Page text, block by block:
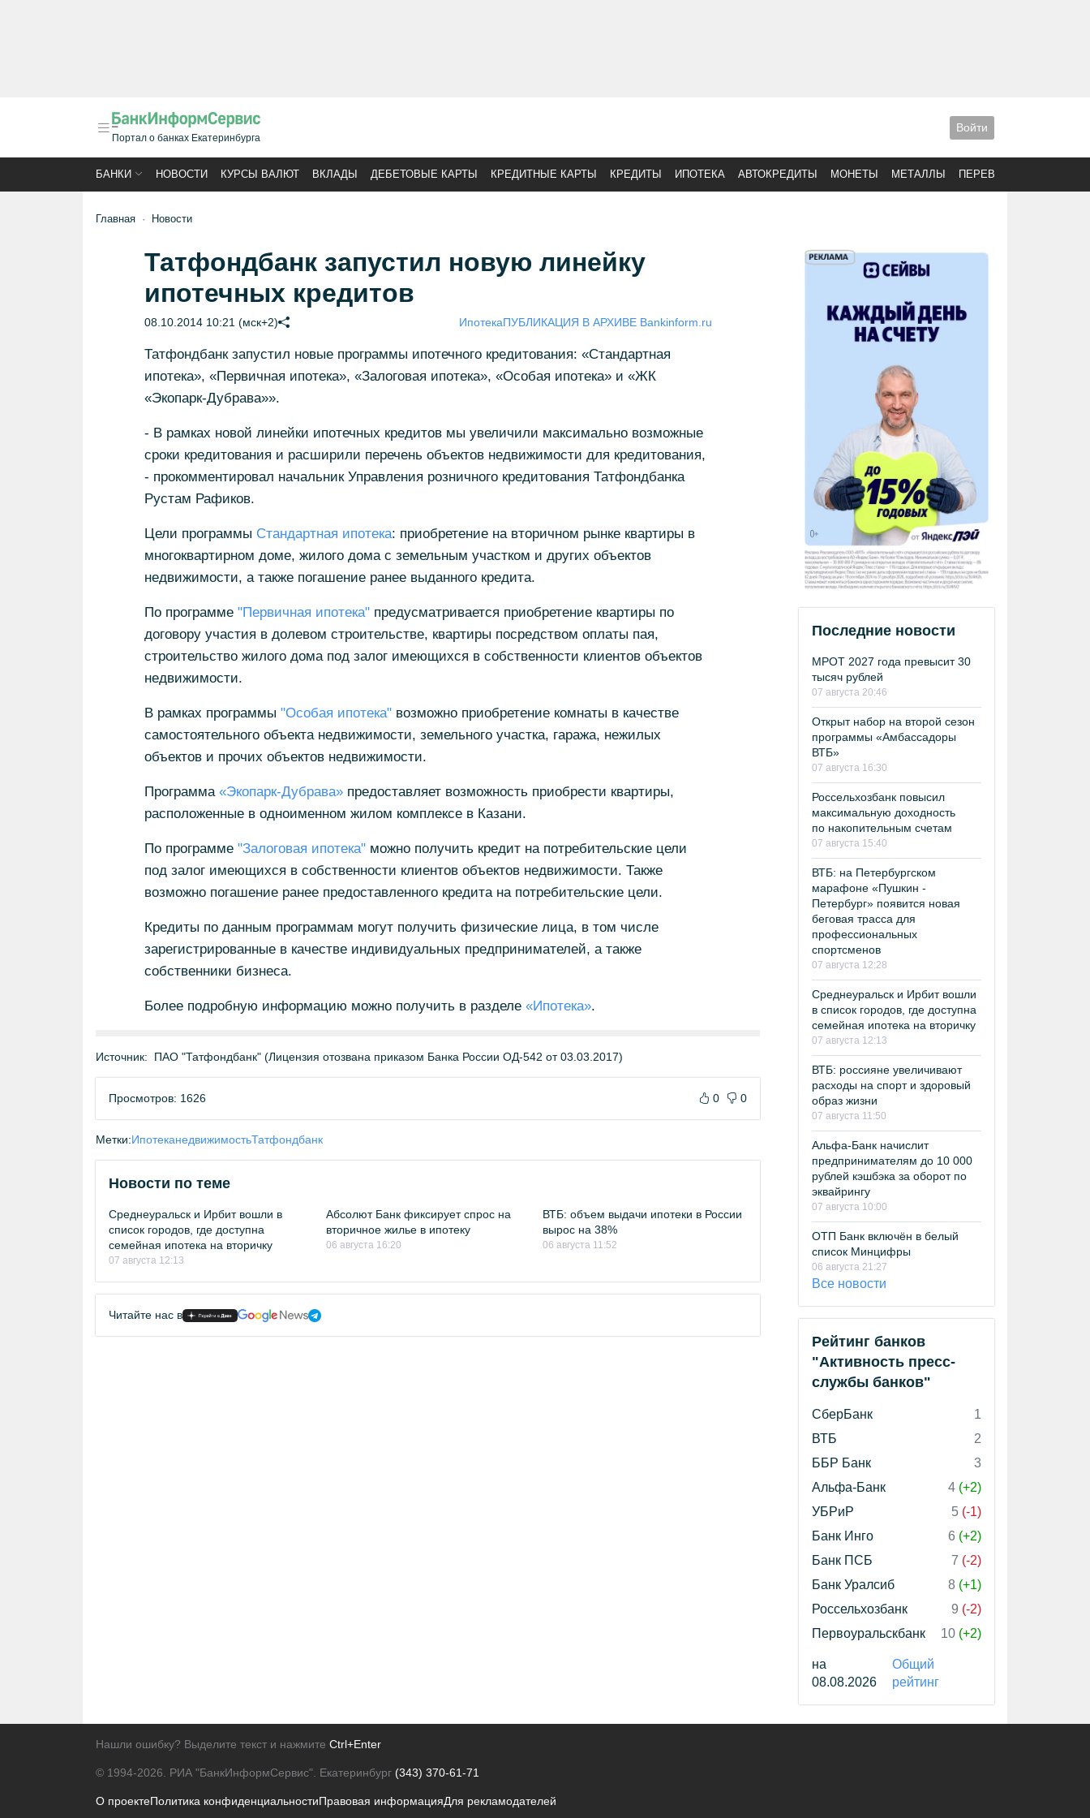
Портал о банках Екатеринбурга
Войти
БАНКИ НОВОСТИ КУРСЫ ВАЛЮТ ВКЛАДЫ ДЕБЕТОВЫЕ КАРТЫ КРЕДИТНЫЕ КАРТЫ КРЕДИТЫ ИПОТЕКА АВТОКРЕДИТЫ МОНЕТЫ МЕТАЛЛЫ ПЕРЕВОДЫ
Главная Новости
Татфондбанк запустил новую линейку
ипотечных кредитов
08.10.2014 10:21 (мск+2) ИпотекаПУБЛИКАЦИЯ В АРХИВЕ Bankinform.ru
Татфондбанк запустил новые программы ипотечного кредитования: «Стандартная
ипотека», «Первичная ипотека», «Залоговая ипотека», «Особая ипотека» и «ЖК
«Экопарк-Дубрава»».
- В рамках новой линейки ипотечных кредитов мы увеличили максимально возможные
сроки кредитования и расширили перечень объектов недвижимости для кредитования,
- прокомментировал начальник Управления розничного кредитования Татфондбанка
Рустам Рафиков.
Цели программы Стандартная ипотека: приобретение на вторичном рынке квартиры в
многоквартирном доме, жилого дома с земельным участком и других объектов
недвижимости, а также погашение ранее выданного кредита.
По программе "Первичная ипотека"предусматривается приобретение квартиры по
договору участия в долевом строительстве, квартиры посредством оплаты пая,
строительство жилого дома под залог имеющихся в собственности клиентов объектов
недвижимости.
В рамках программы "Особая ипотека"возможно приобретение комнаты в качестве
самостоятельного объекта недвижимости, земельного участка, гаража, нежилых
объектов и прочих объектов недвижимости.
Программа «Экопарк-Дубрава»предоставляет возможность приобрести квартиры,
расположенные в одноименном жилом комплексе в Казани.
По программе "Залоговая ипотека"можно получить кредит на потребительские цели
под залог имеющихся в собственности клиентов объектов недвижимости. Также
возможно погашение ранее предоставленного кредита на потребительские цели.
Кредиты по данным программам могут получить физические лица, в том числе
зарегистрированные в качестве индивидуальных предпринимателей, а также
собственники бизнеса.
Более подробную информацию можно получить в разделе «Ипотека».
Источник: ПАО "Татфондбанк" (Лицензия отозвана приказом Банка России ОД-542 от 03.03.2017)
Просмотров: 1626 0 0
Метки:ИпотеканедвижимостьТатфондбанк
Новости по теме
Среднеуральск и Ирбит вошли в
список городов, где доступна
семейная ипотека на вторичку
07 августа 12:13
Абсолют Банк фиксирует спрос на
вторичное жилье в ипотеку
06 августа 16:20
ВТБ: объем выдачи ипотеки в России
вырос на 38%
06 августа 11:52
Читайте нас в
Последние новости
МРОТ 2027 года превысит 30
тысяч рублей
07 августа 20:46
Открыт набор на второй сезон
программы «Амбассадоры
ВТБ»
07 августа 16:30
Россельхозбанк повысил
максимальную доходность
по накопительным счетам
07 августа 15:40
ВТБ: на Петербургском
марафоне «Пушкин -
Петербург» появится новая
беговая трасса для
профессиональных
спортсменов
07 августа 12:28
Среднеуральск и Ирбит вошли
в список городов, где доступна
семейная ипотека на вторичку
07 августа 12:13
ВТБ: россияне увеличивают
расходы на спорт и здоровый
образ жизни
07 августа 11:50
Альфа-Банк начислит
предпринимателям до 10 000
рублей кэшбэка за оборот по
эквайрингу
07 августа 10:00
ОТП Банк включён в белый
список Минцифры
06 августа 21:27
Все новости
Рейтинг банков
"Активность пресс-
службы банков"
СберБанк
1
ВТБ
2
ББР Банк
3
Альфа-Банк
4 (+2)
УБРиР
5 (-1)
Банк Инго
6 (+2)
Банк ПСБ
7 (-2)
Банк Уралсиб
8 (+1)
Россельхозбанк
9 (-2)
Первоуральскбанк
10 (+2)
на
08.08.2026
Общий
рейтинг
Нашли ошибку? Выделите текст и нажмите Ctrl+Enter
© 1994-2026. РИА "БанкИнформСервис". Екатеринбург (343) 370-61-71
О проектеПолитика конфиденциальностиПравовая информацияДля рекламодателей